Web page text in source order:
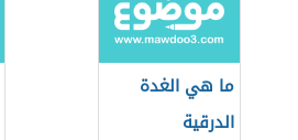
ما هي الغدة
الدرقية